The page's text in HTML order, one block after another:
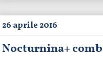
26 aprile 2016
Nocturnina+